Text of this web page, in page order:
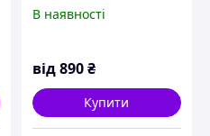
EGSK, ERMB
В наявності
від890₴
Купити